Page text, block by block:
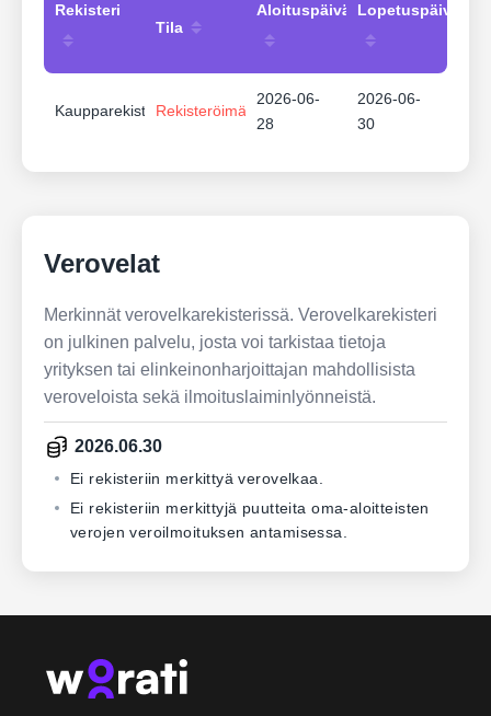
Rekisteri
Tila
Aloituspäivämäärä
KaupparekisteriRekisteröimätön
2026-06-
28
2026-06-
30
Verovelat
Merkinnät verovelkarekisterissä. Verovelkarekisteri
on julkinen palvelu, josta voi tarkistaa tietoja
yrityksen tai elinkeinonharjoittajan mahdollisista
veroveloista sekä ilmoituslaiminlyönneistä.
2026.06.30
Ei rekisteriin merkittyä verovelkaa.
Ei rekisteriin merkittyjä puutteita oma-aloitteisten
verojen veroilmoituksen antamisessa.